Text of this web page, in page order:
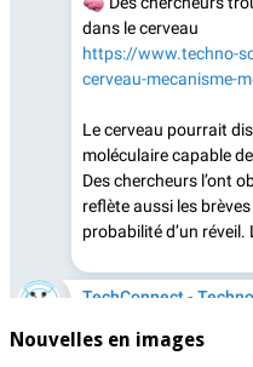
Nouvelles en images